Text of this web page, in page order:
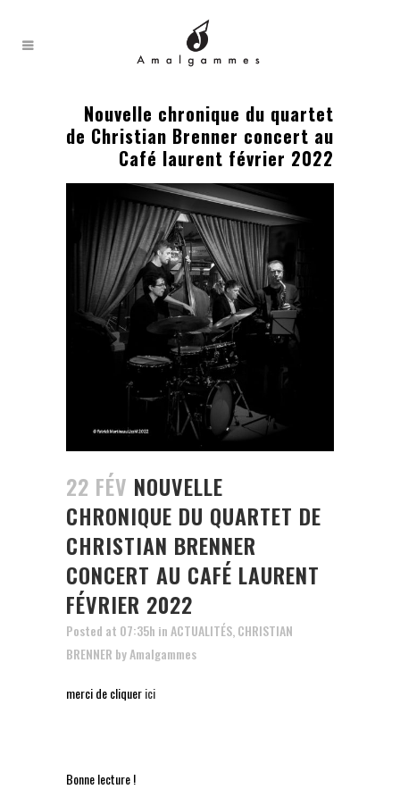
Nouvelle chronique du quartet
de Christian Brenner concert au
Café laurent février 2022
22 FÉV NOUVELLE
CHRONIQUE DU QUARTET DE
CHRISTIAN BRENNER
CONCERT AU CAFÉ LAURENT
FÉVRIER 2022
Posted at 07:35h inACTUALITÉS CHRISTIAN
BRENNER byAmalgammes
merci de cliquerici
Bonne lecture !